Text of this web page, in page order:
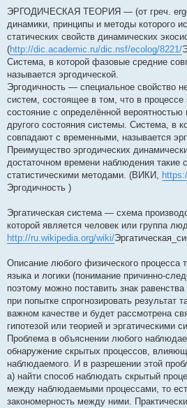
щ
е
н
е
ЭРГОДИЧЕСКАЯ ТЕОРИЯ — (от греч.
динамики, принципы и методы которого
статических свойств динамических
(http://dic.academic.ru/dic.nsf/ecolog/8221/
Система, в которой фазовые средние
называется эргодической.
Эргодичность — специальное свойство
систем, состоящее в том, что в
состояние с определённой
другого состояния системы. Система, в
совпадают с временными, называется
Преимущество эргодических
достаточном времени наблюдения такие
статистическими методами. (ВИКИ,
Эргодичность )
Эргатическая система — схема
которой является человек или группа
http://ru.wikipedia.org/wiki/
Описание любого физического процесса
языка и логики (понимание причинно-
поэтому можно поставить знак
при попытке спрогнозировать результат
важном качестве и будет рассмотрена
гипотезой или теорией и эргатическими
Проблема в объяснении любого
обнаружение скрытых процессов,
наблюдаемого. И в разрешении этой
а) найти способ наблюдать скрытый
между наблюдаемыми процессами, то
закономерность между ними.